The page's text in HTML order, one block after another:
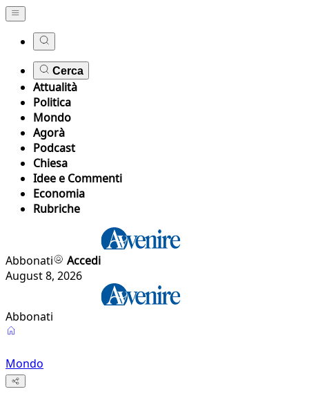
Cerca
Attualità
Politica
Mondo
Agorà
Podcast
Chiesa
Idee e Commenti
Economia
Rubriche
Abbonati
Accedi
August 8, 2026
Abbonati
Mondo